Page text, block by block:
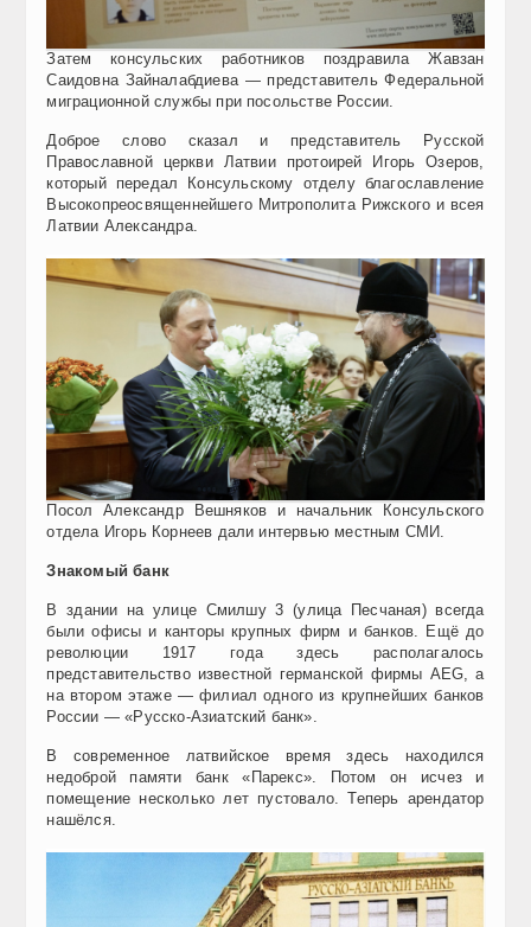
Затем консульских работников поздравила Жавзан
Саидовна Зайналабдиева — представитель Федеральной
миграционной службы при посольстве России.
Доброе слово сказал и представитель Русской
Православной церкви Латвии протоирей Игорь Озеров,
который передал Консульскому отделу благославление
Высокопреосвященнейшего Митрополита Рижского и всея
Латвии Александра.
Посол Александр Вешняков и начальник Консульского
отдела Игорь Корнеев дали интервью местным СМИ.
Знакомый банк
В здании на улице Смилшу 3 (улица Песчаная) всегда
были офисы и канторы крупных фирм и банков. Ещё до
революции 1917 года здесь располагалось
представительство известной германской фирмы AEG, а
на втором этаже — филиал одного из крупнейших банков
России — «Русско-Азиатский банк».
В современное латвийское время здесь находился
недоброй памяти банк «Парекс». Потом он исчез и
помещение несколько лет пустовало. Теперь арендатор
нашёлся.